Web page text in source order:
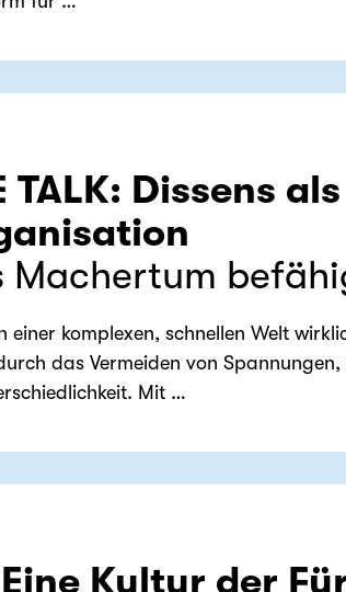
TALK: Dissens
Machertum
komplexen, schnellen Welt
das Vermeiden von
Mit …
Kultur der